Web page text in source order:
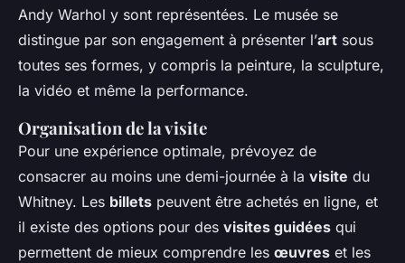
Andy Warhol y sont représentées. Le musée se
distingue par son engagement à présenter l’art sous
toutes ses formes, y compris la peinture, la sculpture,
la vidéo et même la performance.
Organisation de la visite
Pour une expérience optimale, prévoyez de
consacrer au moins une demi-journée à la visite du
Whitney. Les billets peuvent être achetés en ligne, et
il existe des options pour des visites guidées qui
permettent de mieux comprendre les œuvres et les